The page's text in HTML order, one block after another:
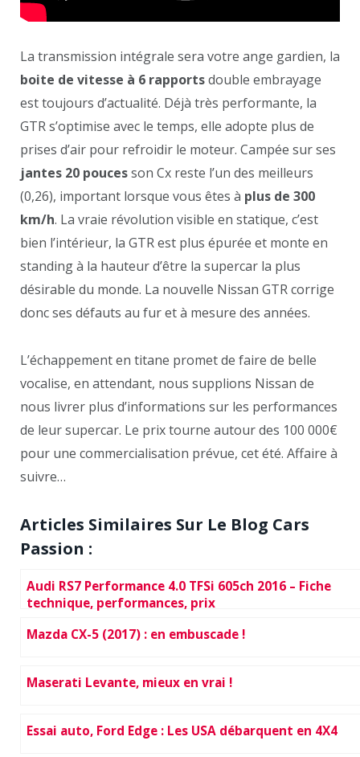
La transmission intégrale sera votre ange gardien, la
boite de vitesse à 6 rapportsdouble embrayage
est toujours d’actualité. Déjà très performante, la
GTR s’optimise avec le temps, elle adopte plus de
prises d’air pour refroidir le moteur. Campée sur ses
jantes 20 poucesson Cx reste l’un des meilleurs
(0,26), important lorsque vous êtes à plus de 300
km/h. La vraie révolution visible en statique, c’est
bien l’intérieur, la GTR est plus épurée et monte en
standing à la hauteur d’être la supercar la plus
désirable du monde. La nouvelle Nissan GTR corrige
donc ses défauts au fur et à mesure des années.
L’échappement en titane promet de faire de belle
vocalise, en attendant, nous supplions Nissan de
nous livrer plus d’informations sur les performances
de leur supercar. Le prix tourne autour des 100 000€
pour une commercialisation prévue, cet été. Affaire à
suivre…
Articles Similaires Sur Le Blog Cars
Passion :
Audi RS7 Performance 4.0 TFSi 605ch 2016 – Fiche
technique, performances, prix
Mazda CX-5 (2017) : en embuscade !
Maserati Levante, mieux en vrai !
Essai auto, Ford Edge : Les USA débarquent en 4X4